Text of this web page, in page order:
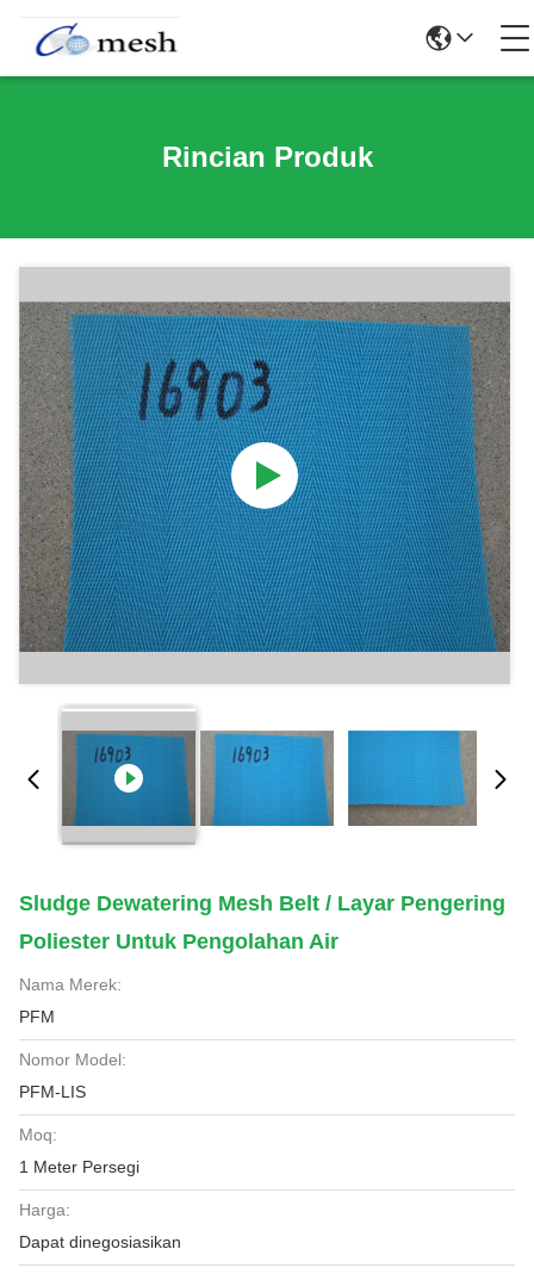
Rincian Produk
Sludge Dewatering Mesh Belt / Layar Pengering
Poliester Untuk Pengolahan Air
Nama Merek:
PFM
Nomor Model:
PFM-LIS
Moq:
1 Meter Persegi
Harga:
Dapat dinegosiasikan